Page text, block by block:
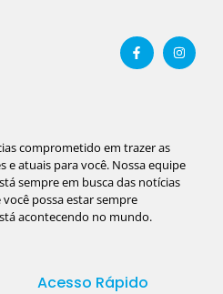
comprometido em trazer as
e atuais para você. Nossa equipe
sempre em busca das notícias
possa estar sempre
acontecendo no mundo.
Acesso Rápido